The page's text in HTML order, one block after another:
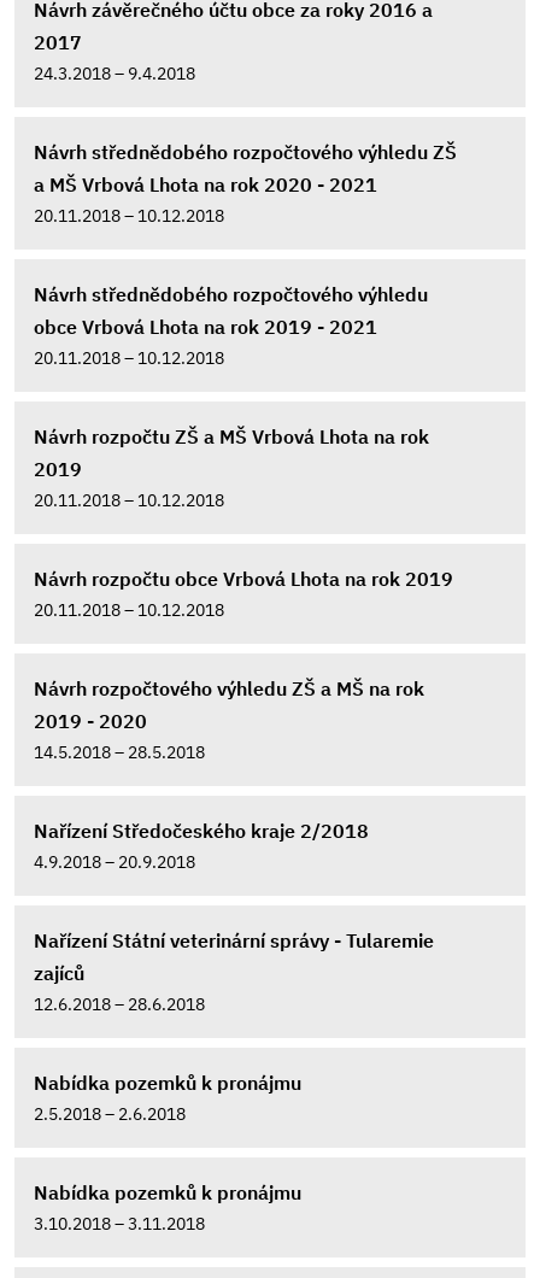
Návrh závěrečného účtu obce za roky 2016 a
2017
24.3.2018 – 9.4.2018
Návrh střednědobého rozpočtového výhledu ZŠ
a MŠ Vrbová Lhota na rok 2020 - 2021
20.11.2018 – 10.12.2018
Návrh střednědobého rozpočtového výhledu
obce Vrbová Lhota na rok 2019 - 2021
20.11.2018 – 10.12.2018
Návrh rozpočtu ZŠ a MŠ Vrbová Lhota na rok
2019
20.11.2018 – 10.12.2018
Návrh rozpočtu obce Vrbová Lhota na rok 2019
20.11.2018 – 10.12.2018
Návrh rozpočtového výhledu ZŠ a MŠ na rok
2019 - 2020
14.5.2018 – 28.5.2018
Nařízení Středočeského kraje 2/2018
4.9.2018 – 20.9.2018
Nařízení Státní veterinární správy - Tularemie
zajíců
12.6.2018 – 28.6.2018
Nabídka pozemků k pronájmu
2.5.2018 – 2.6.2018
Nabídka pozemků k pronájmu
3.10.2018 – 3.11.2018